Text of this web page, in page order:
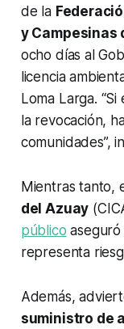
de la
y Campesinas
ocho días al
licencia
Loma Larga.
la revocación,
comunidades”,
Mientras tanto,
del Azuay
público
representa
Además,
suministro de